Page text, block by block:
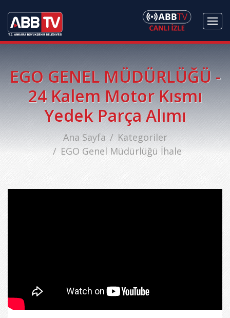
EGO GENEL MÜDÜRLÜĞÜ -
24 Kalem Motor Kısmı
Yedek Parça Alımı
Ana Sayfa
Kategoriler
EGO Genel Müdürlüğü İhale